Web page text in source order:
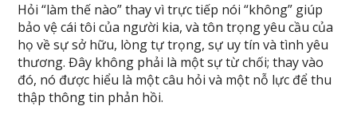
Hỏi “làm thế nào” thay vì trực tiếp nói “không” giúp
bảo vệ cái tôi của người kia, và tôn trọng yêu cầu của
họ về sự sở hữu, lòng tự trọng, sự uy tín và tình yêu
thương. Đây không phải là một sự từ chối; thay vào
đó, nó được hiểu là một câu hỏi và một nỗ lực để thu
thập thông tin phản hồi.